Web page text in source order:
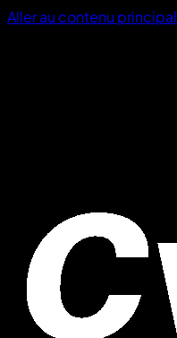
Aller au contenu principal